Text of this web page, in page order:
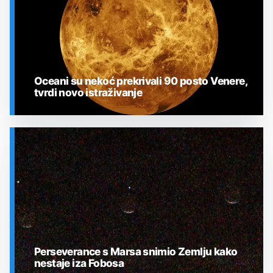
SVEMIR
Oceani su nekoć prekrivali 90 posto Venere,
tvrdi novo istraživanje
Perseverance s Marsa snimio Zemlju kako
nestaje iza Fobosa